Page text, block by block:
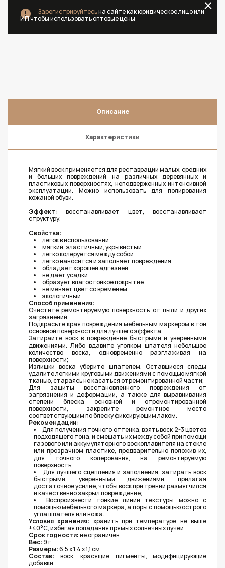
Зарегистрируйтесьна сайте как юридическое лицо или
ИП чтобы использовать оптовые цены
Описание
Характеристики
Мягкий воск применяется для реставрации малых, средних
и больших повреждений на различных деревянных и
пластиковых поверхностях, неподверженных интенсивной
эксплуатации. Можно использовать для полирования
кожаной обуви.
Эффект: восстанавливает цвет, восстанавливает
структуру.
Свойства:
легок в использовании
мягкий, эластичный, укрывистый
легко колеруется между собой
легко наносится и заполняет повреждения
обладает хорошей адгезией
не дает усадки
образует влагостойкое покрытие
не меняет цвет со временем
экологичный
Способ применения:
Очистите ремонтируемую поверхность от пыли и других
загрязнений;
Подкрасьте края повреждения мебельным маркером в тон
основной поверхности для лучшего эффекта;
Затирайте воск в повреждение быстрыми и уверенными
движениями. Либо вдавите уголком шпателя небольшое
количество воска, одновременно разглаживая на
поверхности;
Излишки воска уберите шпателем. Оставшиеся следы
удалите легкими круговыми движениями с помощью мягкой
тканью, стараясь не касаться отремонтированной части;
Для защиты восстановленного повреждения от
загрязнения и деформации, а также для выравнивания
степени блеска основной и отремонтированной
поверхности, закрепите ремонтное место
соответствующим по блеску фиксирующим лаком.
Рекомендации:
Для получения точного оттенка, взять воск 2-3 цветов
подходящего тона, и смешать их между собой при помощи
газового или аккумуляторного воскоплавителя на стекле
или прозрачном пластике, предварительно положив их,
для точного колерования, на ремонтируемую
поверхность;
Для лучшего сцепления и заполнения, затирать воск
быстрыми, уверенными движениями, прилагая
достаточное усилие, чтобы воск при трении размягчился
и качественно закрыл повреждение;
Воспроизвести тонкие линии текстуры можно с
помощью мебельного маркера, а поры с помощью острого
угла шпателя или ножа.
Условия хранения: хранить при температуре не выше
+40°С, избегая попадания прямых солнечных лучей
Срок годности:не ограничен
Вес:9 г
Размеры:6,5 х 1,4 х 1,1 см
Состав: воск, красящие пигменты, модифицирующие
добавки